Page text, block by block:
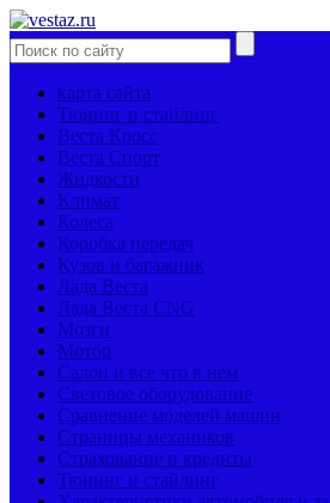
карта сайта
Тюнинг и стайлинг
Веста Кросс
Веста Спорт
Жидкости
Климат
Колеса
Коробка передач
Кузов и багажник
Лада Веста
Лада Веста CNG
Мозги
Мотор
Салон и все что в нем
Световое оборудование
Сравнение моделей машин
Страницы механиков
Страхование и кредиты
Тюнинг и стайлинг